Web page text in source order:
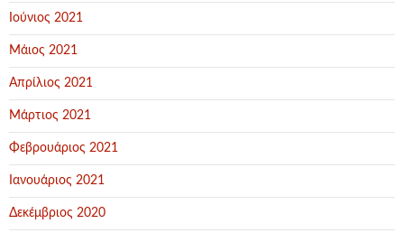
Ιούνιος 2021
Μάιος 2021
Απρίλιος 2021
Μάρτιος 2021
Φεβρουάριος 2021
Ιανουάριος 2021
Δεκέμβριος 2020